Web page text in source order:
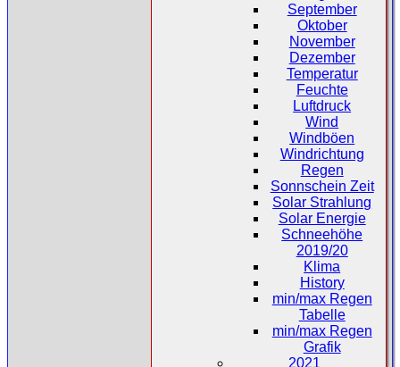
September
Oktober
November
Dezember
Temperatur
Feuchte
Luftdruck
Wind
Windböen
Windrichtung
Regen
Sonnschein Zeit
Solar Strahlung
Solar Energie
Schneehöhe
2019/20
Klima
History
min/max Regen
Tabelle
min/max Regen
Grafik
2021